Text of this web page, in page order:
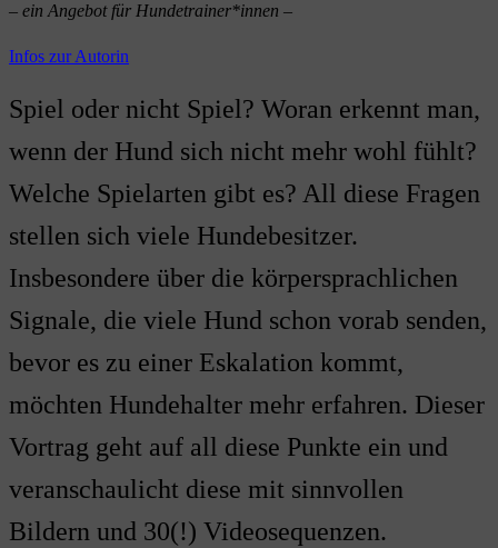
– ein Angebot für Hundetrainer*innen –
Infos zur Autorin
Spiel oder nicht Spiel? Woran erkennt man,
wenn der Hund sich nicht mehr wohl fühlt?
Welche Spielarten gibt es? All diese Fragen
stellen sich viele Hundebesitzer.
Insbesondere über die körpersprachlichen
Signale, die viele Hund schon vorab senden,
bevor es zu einer Eskalation kommt,
möchten Hundehalter mehr erfahren. Dieser
Vortrag geht auf all diese Punkte ein und
veranschaulicht diese mit sinnvollen
Bildern und 30(!) Videosequenzen.